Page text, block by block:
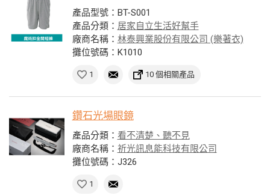
產品型號：BT-S001
產品分類： 居家自立生活好幫手
廠商名稱： 林泰興業股份有限公司 (樂著衣)
攤位號碼：K1010
1 10 個相關產品
鑽石光場眼鏡
產品分類： 看不清楚、聽不見
廠商名稱： 祈光訊息能科技有限公司
攤位號碼：J326
1